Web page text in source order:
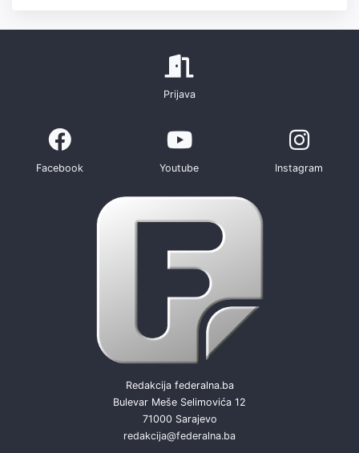
Prijava
Facebook Youtube Instagram
Redakcija federalna.ba
Bulevar Meše Selimovića 12
71000 Sarajevo
redakcija@federalna.ba